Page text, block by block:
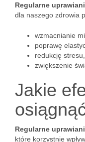
Regularne
dla naszego zdrowia
wzmacnianie
poprawę
redukcję stresu,
zwiększenie
Jakie
Regularne
które korzystnie